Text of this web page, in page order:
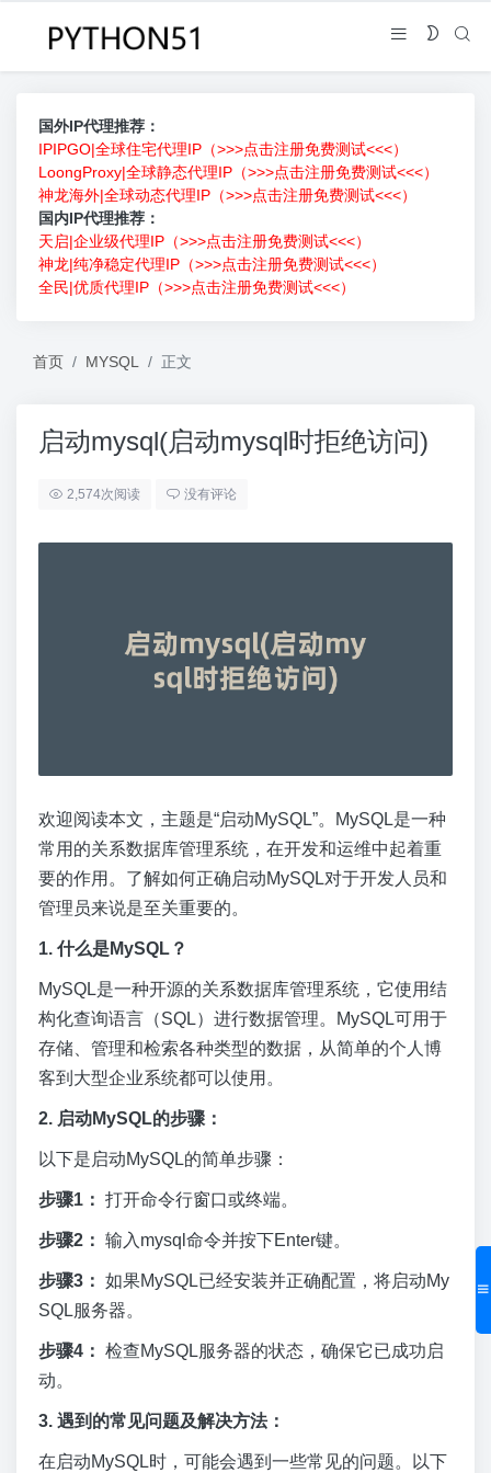
国外IP代理推荐：
IPIPGO|全球住宅代理IP（>>>点击注册免费测试<<<）
LoongProxy|全球静态代理IP（>>>点击注册免费测试<<<）
神龙海外|全球动态代理IP（>>>点击注册免费测试<<<）
国内IP代理推荐：
天启|企业级代理IP（>>>点击注册免费测试<<<）
神龙|纯净稳定代理IP（>>>点击注册免费测试<<<）
全民|优质代理IP（>>>点击注册免费测试<<<）
首页 MYSQL 正文
启动mysql(启动mysql时拒绝访问)
2,574次阅读 没有评论
欢迎阅读本文，主题是“启动MySQL”。MySQL是一种
常用的关系数据库管理系统，在开发和运维中起着重
要的作用。了解如何正确启动MySQL对于开发人员和
管理员来说是至关重要的。
1. 什么是MySQL？
MySQL是一种开源的关系数据库管理系统，它使用结
构化查询语言（SQL）进行数据管理。MySQL可用于
存储、管理和检索各种类型的数据，从简单的个人博
客到大型企业系统都可以使用。
2. 启动MySQL的步骤：
以下是启动MySQL的简单步骤：
步骤1： 打开命令行窗口或终端。
步骤2： 输入mysql命令并按下Enter键。
步骤3： 如果MySQL已经安装并正确配置，将启动My
SQL服务器。
步骤4： 检查MySQL服务器的状态，确保它已成功启
动。
3. 遇到的常见问题及解决方法：
在启动MySQL时，可能会遇到一些常见的问题。以下